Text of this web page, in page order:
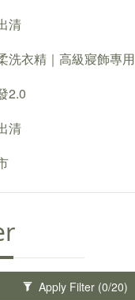
清
洗衣精｜高級寢飾專用
2.0
清
Apply Filter (0/20)